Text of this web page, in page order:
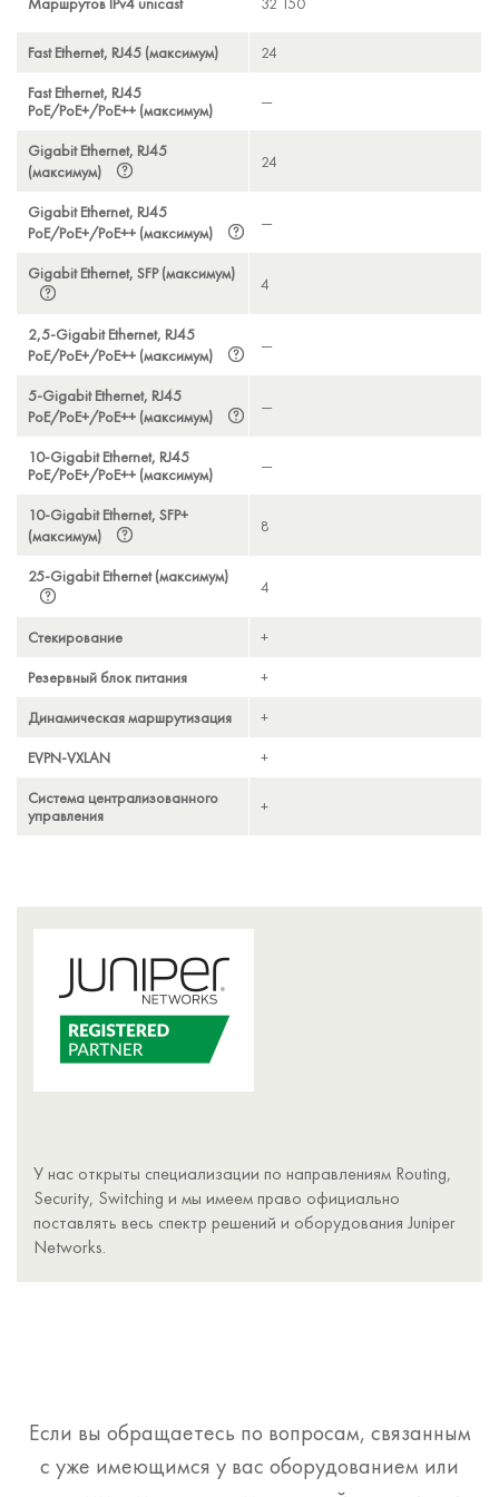
Динамическая маршрутизация
Система централизованного
управления
Fast Ethernet, RJ45 (максимум)
Fast Ethernet, RJ45
PoE/PoE+/PoE++ (максимум)
Gigabit Ethernet, RJ45
(максимум)
Gigabit Ethernet, RJ45
PoE/PoE+/PoE++ (максимум)
Gigabit Ethernet, SFP (максимум)
2,5-Gigabit Ethernet, RJ45
PoE/PoE+/PoE++ (максимум)
5-Gigabit Ethernet, RJ45
PoE/PoE+/PoE++ (максимум)
10-Gigabit Ethernet, RJ45
PoE/PoE+/PoE++ (максимум)
10-Gigabit Ethernet, SFP+
(максимум)
25-Gigabit Ethernet (максимум)
Стекирование
Резервный блок питания
EVPN-VXLAN
+
+
24
—
24
—
4
—
—
—
8
4
+
+
+
+
+
—
24
—
24
4
—
—
—
8
4
+
+
+
+
+
—
24
—
24
4
8
8
8
8
4
+
+
+
+
+
48
—
48
—
4
—
—
—
8
4
+
+
+
+
+
—
48
—
48
4
—
—
—
8
4
+
+
+
+
+
—
48
—
48
4
16
—
—
8
4
+
+
+
У нас открыты специализации по направлениям Routing,
Security, Switching и мы имеем право официально
поставлять весь спектр решений и оборудования Juniper
Networks.
Если вы обращаетесь по вопросам, связанным
с уже имеющимся у вас оборудованием или